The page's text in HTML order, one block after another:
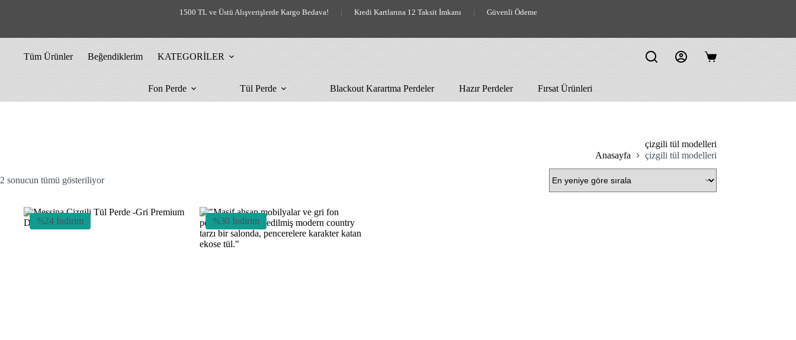
1500 TL ve Üstü Alışverişlerde Kargo Bedava! | Kredi Kartlarına 12 Taksit İmkanı | Güvenli Ödeme
Tüm Ürünler Beğendiklerim KATEGORİLER
Shopping
Fon Perde
Tül Perde Blackout Karartma Perdeler Hazır Perdeler Fırsat Ürünleri
çizgili tül modelleri
Anasayfa
çizgili tül modelleri
2 sonucun tümü gösteriliyorEn
sıralandı
%24 İndirim
%30 İndirim